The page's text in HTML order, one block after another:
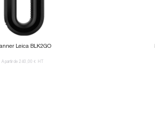
Leica BLK2GO
A partir de 240,00 € HT